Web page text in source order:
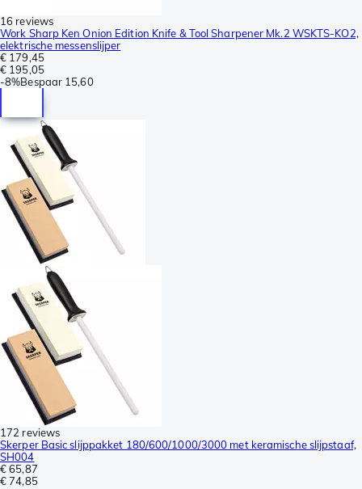
16 reviews
Work Sharp Ken Onion Edition Knife & Tool Sharpener Mk.2 WSKTS-KO2,
elektrische messenslijper
€ 179,45
€ 195,05
-8%Bespaar 15,60
172 reviews
Skerper Basic slijppakket 180/600/1000/3000 met keramische slijpstaaf,
SH004
€ 65,87
€ 74,85